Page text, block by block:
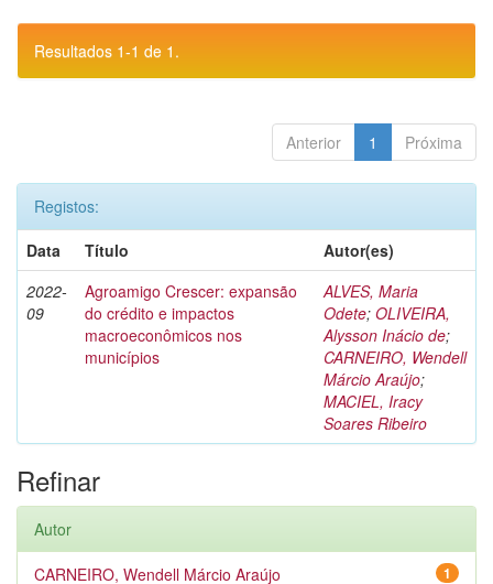
Resultados 1-1 de 1.
Anterior 1 Próxima
Registos:
Data
Título
Autor(es)
2022-
09
Agroamigo Crescer: expansão
do crédito e impactos
macroeconômicos nos
municípios
ALVES, Maria
Odete; OLIVEIRA,
Alysson Inácio de;
CARNEIRO, Wendell
Márcio Araújo;
MACIEL, Iracy
Soares Ribeiro
Refinar
Autor
1
CARNEIRO, Wendell Márcio Araújo